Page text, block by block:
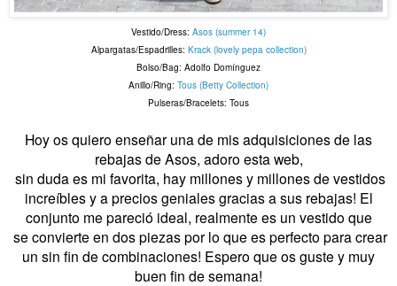
Vestido/Dress: Asos (summer 14)
Alpargatas/Espadrilles: Krack (lovely pepa collection)
Bolso/Bag: Adolfo Domínguez
Anillo/Ring: Tous (Betty Collection)
Pulseras/Bracelets: Tous
Hoy os quiero enseñar una de mis adquisiciones de las
rebajas de Asos, adoro esta web,
sin duda es mi favorita, hay millones y millones de vestidos
increíbles y a precios geniales gracias a sus rebajas! El
conjunto me pareció ideal, realmente es un vestido que
se convierte en dos piezas por lo que es perfecto para crear
un sin fin de combinaciones! Espero que os guste y muy
buen fin de semana!